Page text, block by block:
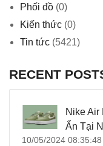
Phối đồ (0)
Kiến thức (0)
Tin tức (5421)
RECENT
Nike Air
Ẩn Tại
10/05/2024 08:35:48